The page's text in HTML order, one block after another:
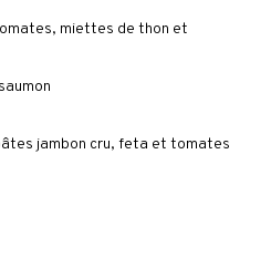
miettes de thon et
jambon cru, feta et tomates